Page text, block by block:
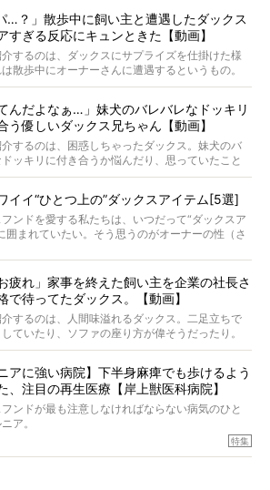
ら愛されているラナは、去年の誕生日に小池さん
ントしてもらったハーネスをつけて撮影に参加
した。
…？」散歩中に飼い主と遭遇したダックス
すぎる反応にキュンときた【動画】
するのは、ダックスにサプライズを仕掛けた様
散歩中にオーナーさんに遭遇するというもの。
きを止めたり、すぐに気付いて追いかけたり、
んだよなぁ…」妹犬のバレバレなドッキリ
う優しいダックス兄ちゃん【動画】
するのは、困惑しちゃったダックス。妹犬のバ
ドッキリに付き合うか悩んだり、思っていたこと
に陥ったり。そんなお悩み全開なダックスの様
イイ“ひとつ上の”ダックスアイテム[5選]
ンドを愛する私たちは、いつだって“ダックスア
囲まれていたい。そう思うのがオーナーの性（さ
。
疲れ」家事を終えた飼い主を企業の社長さ
で待ってたダックス。【動画】
するのは、人間味溢れるダックス。二足立ちで
ていたり、ソファの座り方が偉そうだったり。
を発しそうなダックスの姿は、もう人間にしか
アに強い病院】下半身麻痺でも歩けるよう
、注目の再生医療【岸上獣医科病院】
ンドが最も注意しなければならない病気のひと
ア。
ルニアに、負けない』では、ヘルニアに強い動物
紹介や、ヘルニアを乗り越えたご家族のインタビ
特集